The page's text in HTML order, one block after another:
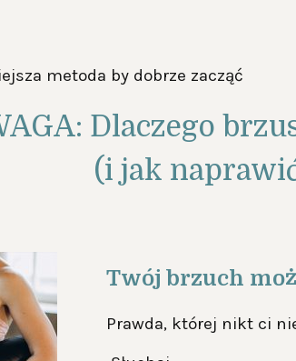
metoda by dobrze zacząć
Dlaczego
(i jak
Twój brzuch
Prawda, której nikt ci